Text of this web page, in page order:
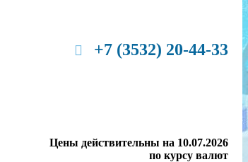
+7 (3532) 20-44-33
Цены действительны на 10.07.2026
по курсу валют